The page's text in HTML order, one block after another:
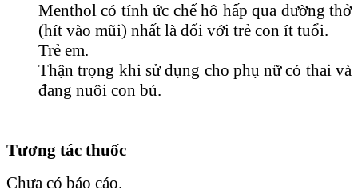
Menthol có tính ức chế hô hấp qua đường thở
(hít vào mũi) nhất là đối với trẻ con ít tuổi.
Trẻ em.
Thận trọng khi sử dụng cho phụ nữ có thai và
đang nuôi con bú.
Tương tác thuốc
Chưa có báo cáo.